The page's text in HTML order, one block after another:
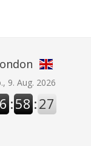
9. Aug. 2026
:58 :27